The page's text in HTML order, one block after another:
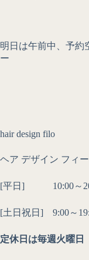
明日は午前中、予約
ー
hair design filo
ヘア デザイン フィ
[平日] 10:00～
[土日祝日] 9:00～
定休日は毎週火曜日